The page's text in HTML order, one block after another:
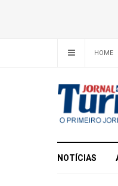
HOME
NOTÍCIAS